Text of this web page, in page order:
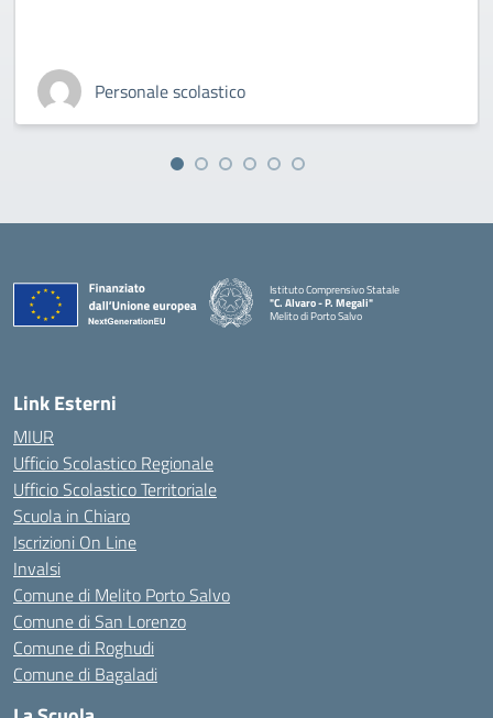
Personale scolastico
Istituto Comprensivo Statale
"C. Alvaro - P. Megali"
Melito di Porto Salvo
Link Esterni
MIUR
Ufficio Scolastico Regionale
Ufficio Scolastico Territoriale
Scuola in Chiaro
Iscrizioni On Line
Invalsi
Comune di Melito Porto Salvo
Comune di San Lorenzo
Comune di Roghudi
Comune di Bagaladi